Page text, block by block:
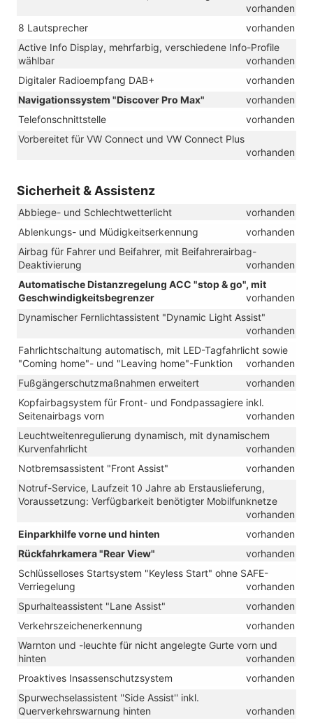
vorhanden
8 Lautsprecher
vorhanden
Active Info Display, mehrfarbig, verschiedene Info-Profile
wählbar
vorhanden
Digitaler Radioempfang DAB+
vorhanden
Navigationssystem "Discover Pro Max"
vorhanden
Telefonschnittstelle
vorhanden
Vorbereitet für VW Connect und VW Connect Plus
vorhanden
Sicherheit & Assistenz
Abbiege- und Schlechtwetterlicht
vorhanden
Ablenkungs- und Müdigkeitserkennung
vorhanden
Airbag für Fahrer und Beifahrer, mit Beifahrerairbag-
Deaktivierung
vorhanden
Automatische Distanzregelung ACC "stop & go", mit
Geschwindigkeitsbegrenzer
vorhanden
Dynamischer Fernlichtassistent "Dynamic Light Assist"
vorhanden
Fahrlichtschaltung automatisch, mit LED-Tagfahrlicht sowie
"Coming home"- und "Leaving home"-Funktion
vorhanden
Fußgängerschutzmaßnahmen erweitert
vorhanden
Kopfairbagsystem für Front- und Fondpassagiere inkl.
Seitenairbags vorn
vorhanden
Leuchtweitenregulierung dynamisch, mit dynamischem
Kurvenfahrlicht
vorhanden
Notbremsassistent "Front Assist"
vorhanden
Notruf-Service, Laufzeit 10 Jahre ab Erstauslieferung,
Voraussetzung: Verfügbarkeit benötigter Mobilfunknetze
vorhanden
Einparkhilfe vorne und hinten
vorhanden
Rückfahrkamera "Rear View"
vorhanden
Schlüsselloses Startsystem "Keyless Start" ohne SAFE-
Verriegelung
vorhanden
Spurhalteassistent "Lane Assist"
vorhanden
Verkehrszeichenerkennung
vorhanden
Warnton und -leuchte für nicht angelegte Gurte vorn und
hinten
vorhanden
Proaktives Insassenschutzsystem
vorhanden
Spurwechselassistent ''Side Assist'' inkl.
Querverkehrswarnung hinten
vorhanden